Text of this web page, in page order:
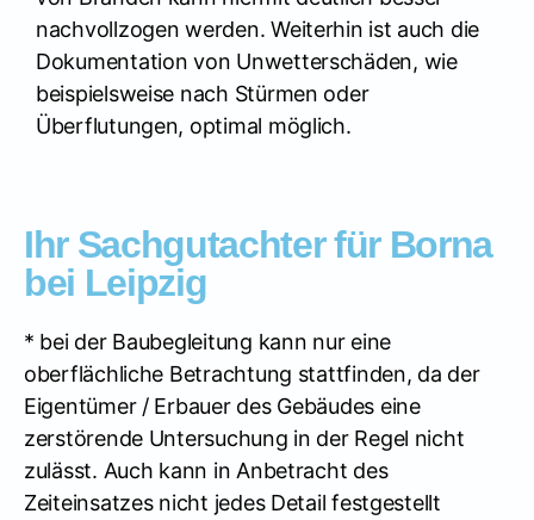
nachvollzogen werden. Weiterhin ist auch die
Dokumentation von Unwetterschäden, wie
beispielsweise nach Stürmen oder
Überflutungen, optimal möglich.
Ihr Sachgutachter für Borna
bei Leipzig
* bei der Baubegleitung kann nur eine
oberflächliche Betrachtung stattfinden, da der
Eigentümer / Erbauer des Gebäudes eine
zerstörende Untersuchung in der Regel nicht
zulässt. Auch kann in Anbetracht des
Zeiteinsatzes nicht jedes Detail festgestellt